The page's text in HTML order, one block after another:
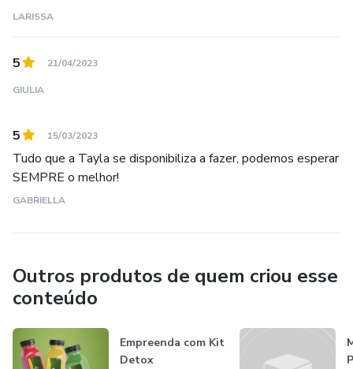
LARISSA
5 21/04/2023
GIULIA
5 15/03/2023
Tudo que a Tayla se disponibiliza a fazer, podemos esperar
SEMPRE o melhor!
GABRIELLA
Outros produtos de quem criou esse
conteúdo
Empreenda com Kit
Detox